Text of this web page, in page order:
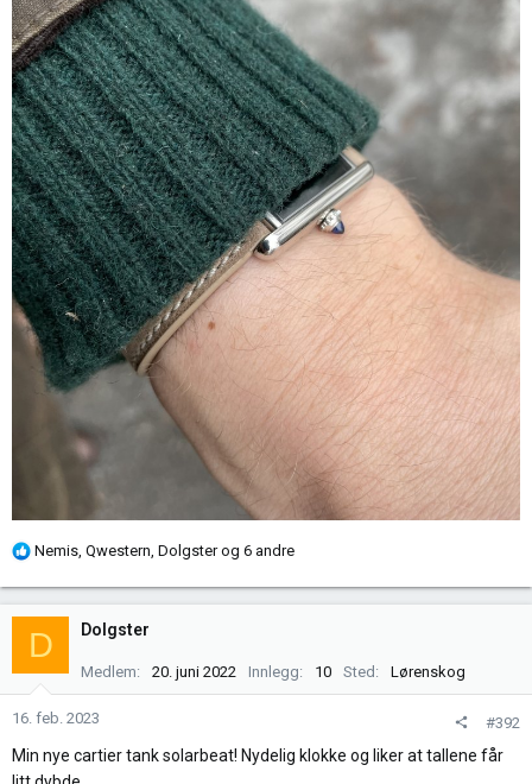
R
k
n
r
Nemis, Qwestern, Dolgsterog 6 andre
D Dolgster
Medlem 20. juni 2022 Innlegg 10 Sted Lørenskog
16. feb. 2023 #392
Min nye cartier tank solarbeat! Nydelig klokke og liker at tallene får